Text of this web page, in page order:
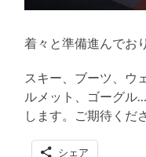
着々と準備進んでお
スキー、ブーツ、ウ
ルメット、ゴーグル
します。ご期待くだ
シェア